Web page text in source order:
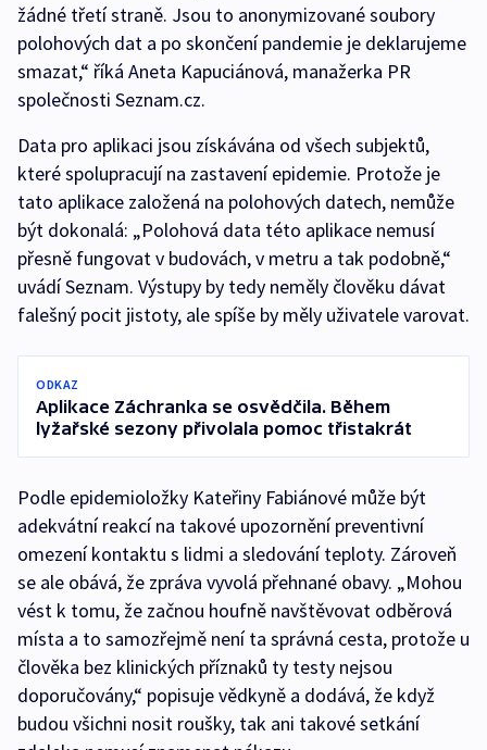
žádné třetí straně. Jsou to anonymizované soubory
polohových dat a po skončení pandemie je deklarujeme
smazat,“ říká Aneta Kapuciánová, manažerka PR
společnosti Seznam.cz.
Data pro aplikaci jsou získávána od všech subjektů,
které spolupracují na zastavení epidemie. Protože je
tato aplikace založená na polohových datech, nemůže
být dokonalá: „Polohová data této aplikace nemusí
přesně fungovat v budovách, v metru a tak podobně,“
uvádí Seznam. Výstupy by tedy neměly člověku dávat
falešný pocit jistoty, ale spíše by měly uživatele varovat.
ODKAZ
Aplikace Záchranka se osvědčila. Během
lyžařské sezony přivolala pomoc třistakrát
Podle epidemioložky Kateřiny Fabiánové může být
adekvátní reakcí na takové upozornění preventivní
omezení kontaktu s lidmi a sledování teploty. Zároveň
se ale obává, že zpráva vyvolá přehnané obavy. „Mohou
vést k tomu, že začnou houfně navštěvovat odběrová
místa a to samozřejmě není ta správná cesta, protože u
člověka bez klinických příznaků ty testy nejsou
doporučovány,“ popisuje vědkyně a dodává, že když
budou všichni nosit roušky, tak ani takové setkání